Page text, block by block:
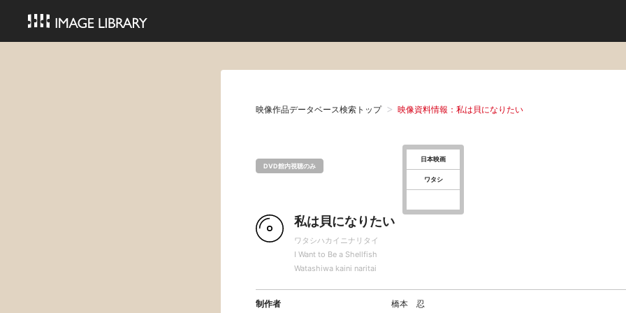
映像作品データベース検索トップ 映像資料情報：私は貝になりたい
DVD館内視聴のみ
日本映画
ワタシ
私は貝になりたい
ワタシハカイニナリタイ
I Want to Be a Shellfish
Watashiwa kaini naritai
制作者 橋本 忍